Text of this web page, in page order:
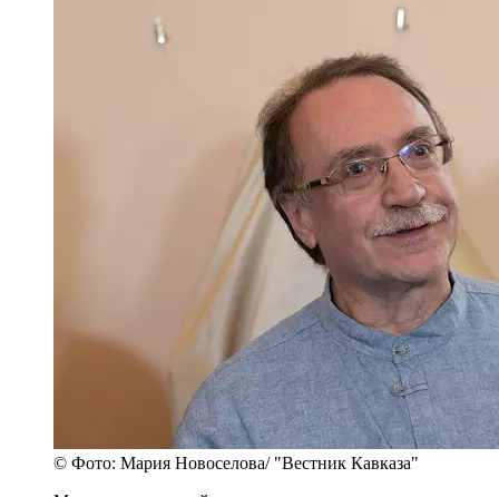
© Фото: Мария Новоселова/ "Вестник Кавказа"